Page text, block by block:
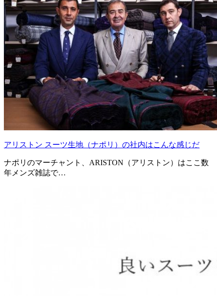
アリストン スーツ生地（ナポリ）の社内はこんな感じだ
ナポリのマーチャント、ARISTON（アリストン）はここ数
年メンズ雑誌で…